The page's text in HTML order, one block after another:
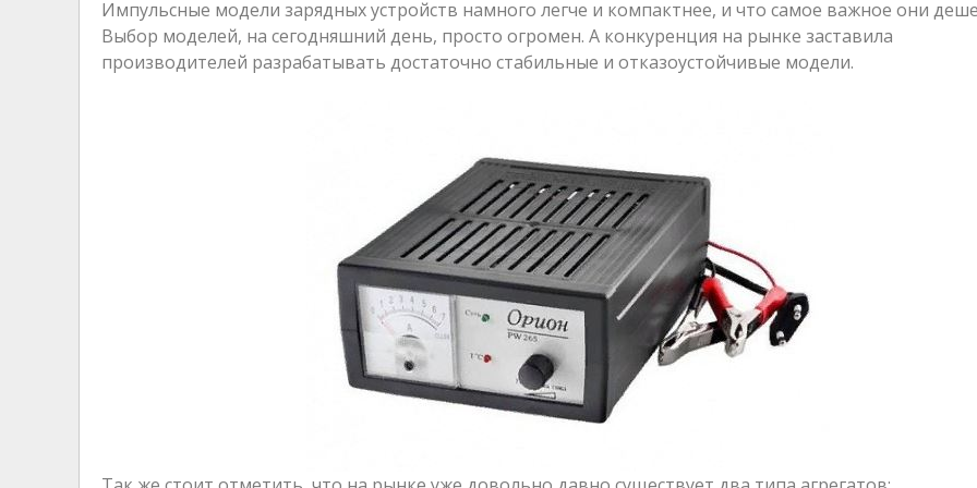
Импульсные модели зарядных устройств намного легче и компактнее, и что самое важное они
Выбор моделей, на сегодняшний день, просто огромен. А конкуренция на рынке заставила
производителей разрабатывать достаточно стабильные и отказоустойчивые модели.